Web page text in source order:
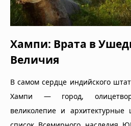
Хампи: Врата в
Величия
В самом сердце индийского
Хампи — город,
великолепие и